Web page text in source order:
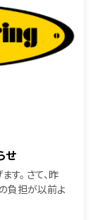
せ
。 さて、昨
負担が以前よ